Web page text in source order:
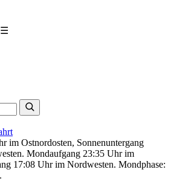
☰
im Ostnordosten, Sonnenuntergang
Mondaufgang 23:35 Uhr im
17:08 Uhr im Nordwesten. Mondphase: